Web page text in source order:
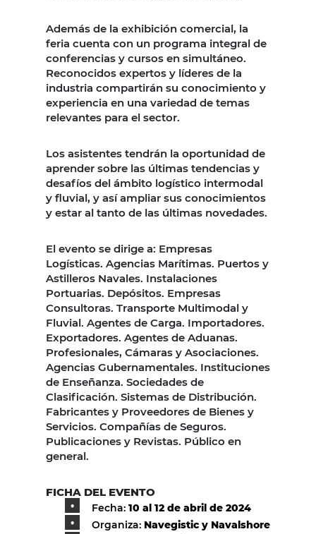
Además de la exhibición comercial, la
feria cuenta con un programa integral de
conferencias y cursos en simultáneo.
Reconocidos expertos y líderes de la
industria compartirán su conocimiento y
experiencia en una variedad de temas
relevantes para el sector.
Los asistentes tendrán la oportunidad de
aprender sobre las últimas tendencias y
desafíos del ámbito logístico intermodal
y fluvial, y así ampliar sus conocimientos
y estar al tanto de las últimas novedades.
El evento se dirige a: Empresas
Logísticas. Agencias Marítimas. Puertos y
Astilleros Navales. Instalaciones
Portuarias. Depósitos. Empresas
Consultoras. Transporte Multimodal y
Fluvial. Agentes de Carga. Importadores.
Exportadores. Agentes de Aduanas.
Profesionales, Cámaras y Asociaciones.
Agencias Gubernamentales. Instituciones
de Enseñanza. Sociedades de
Clasificación. Sistemas de Distribución.
Fabricantes y Proveedores de Bienes y
Servicios. Compañías de Seguros.
Publicaciones y Revistas. Público en
general.
FICHA DEL EVENTO
Fecha: 10 al 12 de abril de 2024
Organiza: Navegistic y Navalshore